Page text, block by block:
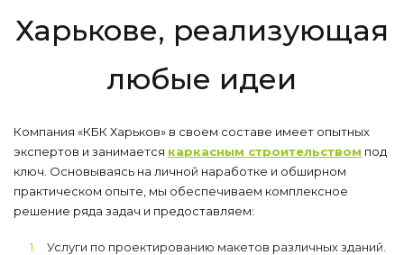
Харькове, реализующая
любые идеи
Компания «КБК Харьков» в своем составе имеет опытных
экспертов и занимается каркасным строительством под
ключ. Основываясь на личной наработке и обширном
практическом опыте, мы обеспечиваем комплексное
решение ряда задач и предоставляем:
Услуги по проектированию макетов различных зданий.